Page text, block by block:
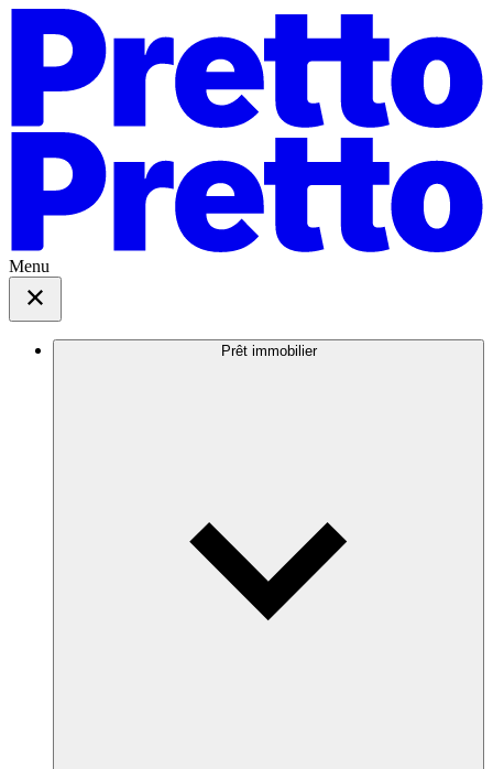
Menu
Prêt immobilier